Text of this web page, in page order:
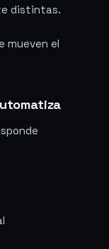
distintas.
mueven el